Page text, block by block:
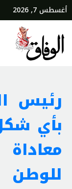
أغسطس 7, 2026
رئيس
بأي
للوطن